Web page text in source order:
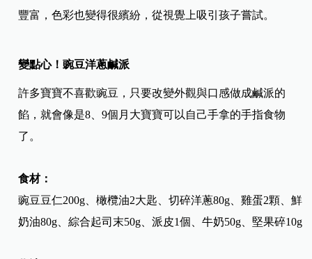
豐富，色彩也變得很繽紛，從視覺上吸引孩子嘗試。
變點心！豌豆洋蔥鹹派
許多寶寶不喜歡豌豆，只要改變外觀與口感做成鹹派的
餡，就會像是8、9個月大寶寶可以自己手拿的手指食物
了。
食材：
豌豆豆仁200g、橄欖油2大匙、切碎洋蔥80g、雞蛋2顆、鮮
奶油80g、綜合起司末50g、派皮1個、牛奶50g、堅果碎10g